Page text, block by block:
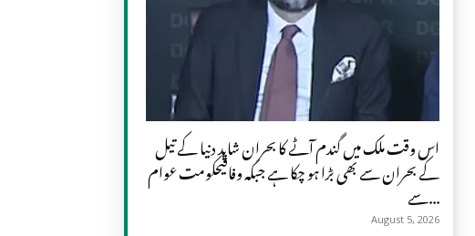
اس وقت ملک میں گندم آٹے کا بحران شاید دنیا کے تیل
کے بحران سے بھی بڑا ہو چکا ہے جبکہ وفاقیحکومت عوام
سے...
August 5, 2026